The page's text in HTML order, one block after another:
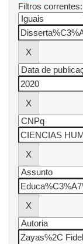
Filtros correntes: